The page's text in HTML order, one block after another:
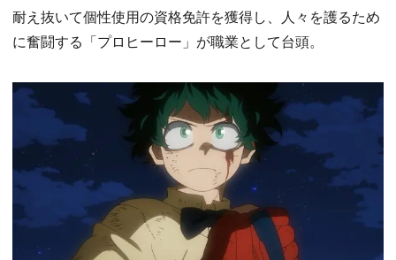
耐え抜いて個性使用の資格免許を獲得し、人々を護るため
に奮闘する「プロヒーロー」が職業として台頭。